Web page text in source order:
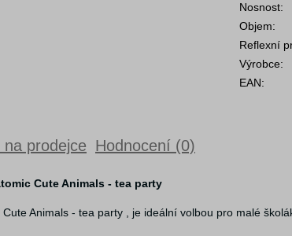
Nosnost:
Objem:
Reflexní
Výrobce:
EAN:
na prodejce Hodnocení (0)
Cute Animals - tea party
Animals - tea party , je ideální volbou pro malé